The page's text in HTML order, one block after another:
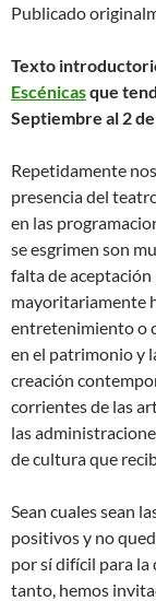
Publicado
Texto
Escénicasque
Septiembre al 2
Repetidamente
presencia del
en las
se esgrimen son
falta de aceptación
mayoritariamente
entretenimiento o
en el patrimonio y
creación
corrientes de las
las
de cultura que
Sean cuales sean
positivos y no
por sí difícil para la
tanto, hemos